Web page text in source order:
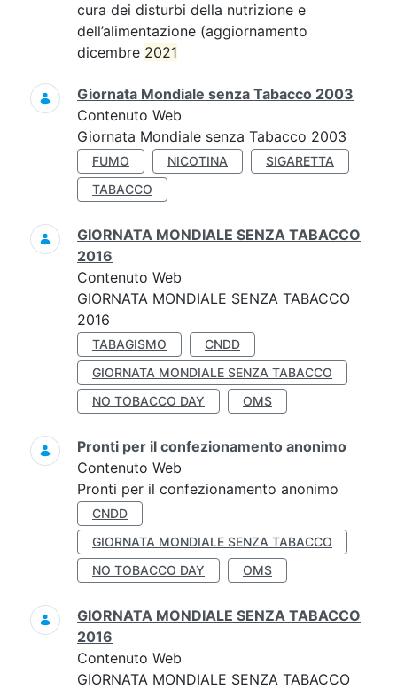
cura dei disturbi della nutrizione e
dell’alimentazione (aggiornamento
dicembre 2021
Giornata Mondiale senza Tabacco 2003
Contenuto Web
Giornata Mondiale senza Tabacco 2003
FUMO NICOTINA
SIGARETTA
TABACCO
GIORNATA MONDIALE SENZA TABACCO
2016
Contenuto Web
GIORNATA MONDIALE SENZA TABACCO
2016
TABAGISMO
CNDD
GIORNATA MONDIALE SENZA TABACCO
NO TOBACCO DAY
OMS
Pronti per il confezionamento anonimo
Contenuto Web
Pronti per il confezionamento anonimo
CNDD
GIORNATA MONDIALE SENZA TABACCO
NO TOBACCO DAY
OMS
GIORNATA MONDIALE SENZA TABACCO
2016
Contenuto Web
GIORNATA MONDIALE SENZA TABACCO